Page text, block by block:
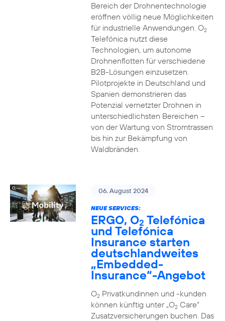
Bereich der Drohnentechnologie
eröffnen völlig neue Möglichkeiten
für industrielle Anwendungen. O2
Telefónica nutzt diese
Technologien, um autonome
Drohnenflotten für verschiedene
B2B-Lösungen einzusetzen.
Pilotprojekte in Deutschland und
Spanien demonstrieren das
Potenzial vernetzter Drohnen in
unterschiedlichsten Bereichen –
von der Wartung von Stromtrassen
bis hin zur Bekämpfung von
Waldbränden.
06. August 2024
NEUE SERVICES:
ERGO, O2 Telefónica
und Telefónica
Insurance starten
deutschlandweites
„Embedded-
Insurance“-Angebot
O2Privatkundinnen und -kunden
können künftig unter „O2Care“
Zusatzversicherungen buchen. Das